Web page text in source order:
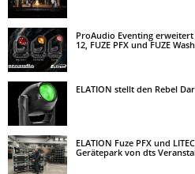
ProAudio Eventing erweitert
12, FUZE PFX und FUZE
ELATION stellt den Rebel
ELATION Fuze PFX und
Gerätepark von dts